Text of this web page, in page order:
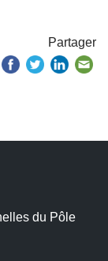
Partager
du Pôle